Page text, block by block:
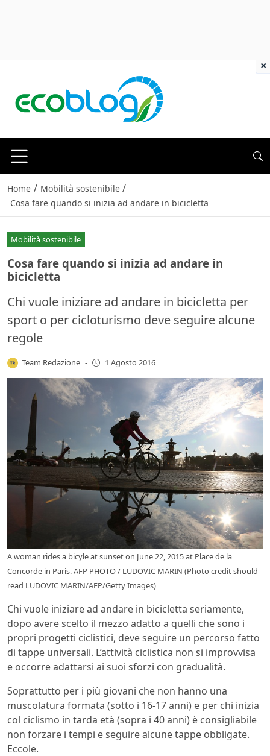
Home / Mobilità sostenibile /
Cosa fare quando si inizia ad andare in bicicletta
Mobilità sostenibile
Cosa fare quando si inizia ad andare in
bicicletta
Chi vuole iniziare ad andare in bicicletta per
sport o per cicloturismo deve seguire alcune
regole
Team Redazione - 1 Agosto 2016
A woman rides a bicyle at sunset on June 22, 2015 at Place de la
Concorde in Paris. AFP PHOTO / LUDOVIC MARIN (Photo credit should
read LUDOVIC MARIN/AFP/Getty Images)
Chi vuole iniziare ad andare in bicicletta seriamente,
dopo avere scelto il mezzo adatto a quelli che sono i
propri progetti ciclistici, deve seguire un percorso fatto
di tappe universali. L’attività ciclistica non si improvvisa
e occorre adattarsi ai suoi sforzi con gradualità.
Soprattutto per i più giovani che non hanno una
muscolatura formata (sotto i 16-17 anni) e per chi inizia
col ciclismo in tarda età (sopra i 40 anni) è consigliabile
non forzare i tempi e seguire alcune tappe obbligate.
Eccole.
×